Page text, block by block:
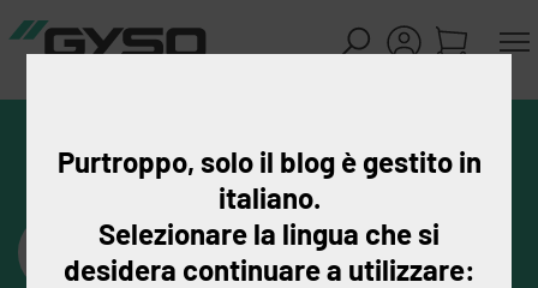
Purtroppo, solo il blog è gestito in
italiano.
Selezionare la lingua che si
desidera continuare a utilizzare: